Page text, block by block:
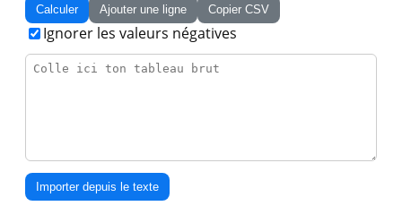
Calculer Ajouter une ligne Copier CSV
Ignorer les valeurs négatives
Importer depuis le texte